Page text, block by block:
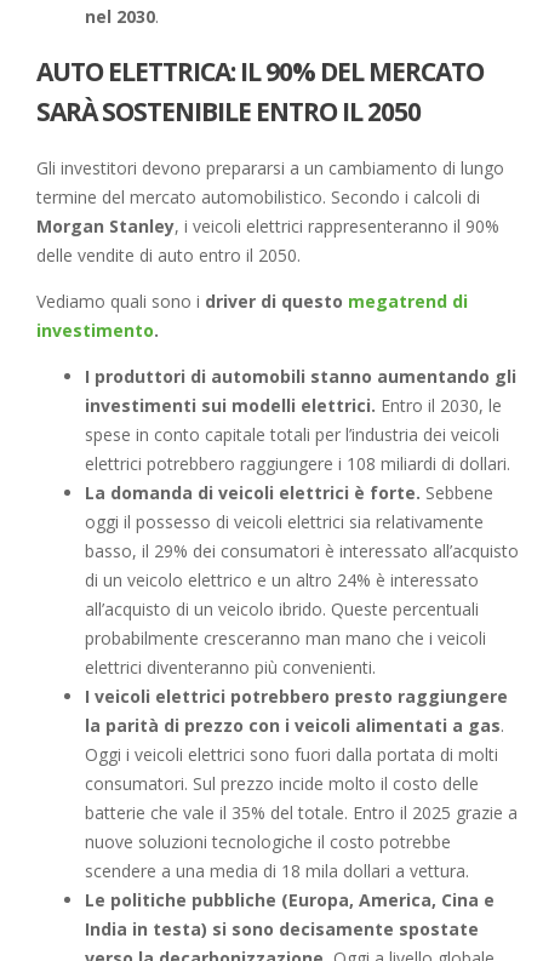
nel 2030.
AUTO ELETTRICA: IL 90% DEL MERCATO
SARÀ SOSTENIBILE ENTRO IL 2050
Gli investitori devono prepararsi a un cambiamento di lungo
termine del mercato automobilistico. Secondo i calcoli di
Morgan Stanley, i veicoli elettrici rappresenteranno il 90%
delle vendite di auto entro il 2050.
Vediamo quali sono i driver di questo megatrend di
investimento.
I produttori di automobili stanno aumentando gli
investimenti sui modelli elettrici. Entro il 2030, le
spese in conto capitale totali per l’industria dei veicoli
elettrici potrebbero raggiungere i 108 miliardi di dollari.
La domanda di veicoli elettrici è forte. Sebbene
oggi il possesso di veicoli elettrici sia relativamente
basso, il 29% dei consumatori è interessato all’acquisto
di un veicolo elettrico e un altro 24% è interessato
all’acquisto di un veicolo ibrido. Queste percentuali
probabilmente cresceranno man mano che i veicoli
elettrici diventeranno più convenienti.
I veicoli elettrici potrebbero presto raggiungere
la parità di prezzo con i veicoli alimentati a gas.
Oggi i veicoli elettrici sono fuori dalla portata di molti
consumatori. Sul prezzo incide molto il costo delle
batterie che vale il 35% del totale. Entro il 2025 grazie a
nuove soluzioni tecnologiche il costo potrebbe
scendere a una media di 18 mila dollari a vettura.
Le politiche pubbliche (Europa, America, Cina e
India in testa) si sono decisamente spostate